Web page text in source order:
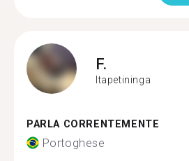
F.
Itapetininga
PARLA CORRENTEMENTE
Portoghese